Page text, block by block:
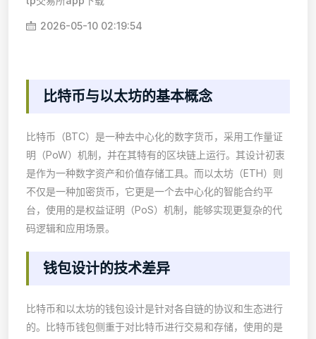
2026-05-10 02:19:54
比特币与以太坊的基本概念
比特币（BTC）是一种去中心化的数字货币，采用工作量证
明（PoW）机制，并在其特有的区块链上运行。其设计初衷
是作为一种数字资产和价值存储工具。而以太坊（ETH）则
不仅是一种加密货币，它更是一个去中心化的智能合约平
台，使用的是权益证明（PoS）机制，能够实现更复杂的代
码逻辑和应用场景。
钱包设计的技术差异
比特币和以太坊的钱包设计是针对各自链的协议和生态进行
的。比特币钱包侧重于对比特币进行交易和存储，使用的是